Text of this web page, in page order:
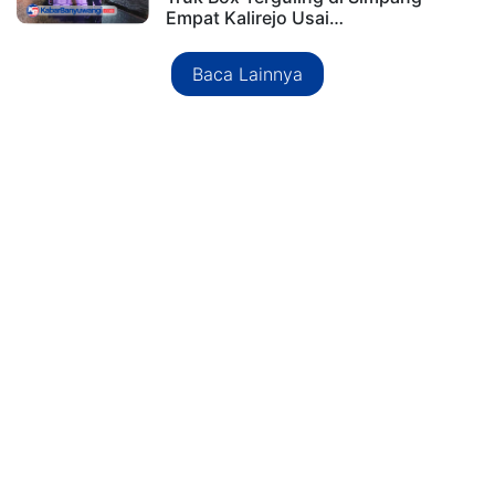
Empat Kalirejo Usai…
Baca Lainnya